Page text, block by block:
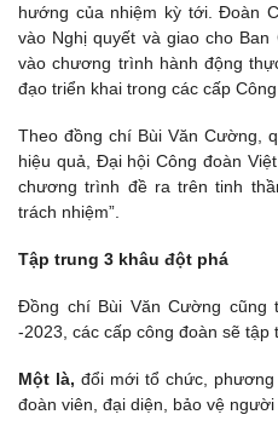
hướng của nhiệm kỳ tới. Đoàn
vào Nghị quyết và giao cho
vào chương trình hành động
đạo triển khai trong các cấp Công
Theo đồng chí Bùi Văn Cường,
hiệu quả, Đại hội Công đoàn
chương trình đề ra trên tinh
trách nhiệm”.
Tập trung 3 khâu đột phá
Đồng chí Bùi Văn Cường cũng
-2023, các cấp công đoàn sẽ
Một là, đổi mới tổ chức,
đoàn viên, đại diện, bảo vệ người